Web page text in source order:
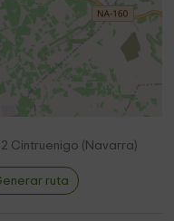
Cintruenigo ( Navarra)
ruta